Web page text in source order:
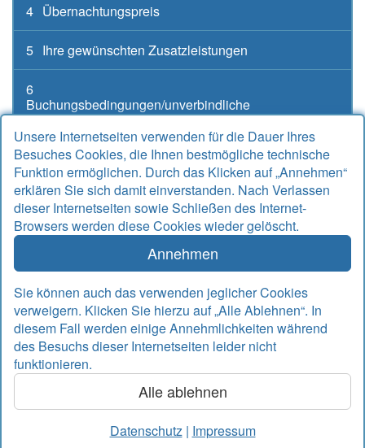
Unsere Internetseiten verwenden für die Dauer Ihres
Besuches Cookies, die Ihnen bestmögliche technische
Funktion ermöglichen. Durch das Klicken auf „Annehmen“
erklären Sie sich damit einverstanden. Nach Verlassen
dieser Internetseiten sowie Schließen des Internet-
Browsers werden diese Cookies wieder gelöscht.
Annehmen
Sie können auch das verwenden jeglicher Cookies
verweigern. Klicken Sie hierzu auf „Alle Ablehnen“. In
diesem Fall werden einige Annehmlichkeiten während
des Besuchs dieser Internetseiten leider nicht
funktionieren.
Alle ablehnen
Datenschutz| Impressum
4 Übernachtungspreis
5 Ihre gewünschten Zusatzleistungen
6
Buchungsbedingungen/unverbindliche
Buchungsanfrage
Kontakt
Alter Sielweg 17 A
Telefon 04971 912667
Telefax
04971 925764
Email
info@rudek-ferienwohnungen.de
www.rudek-ferienwohnungen.de
Inhalte
© 2026 nordseetraum – Agentur für Internet, Marketing,
Werbung